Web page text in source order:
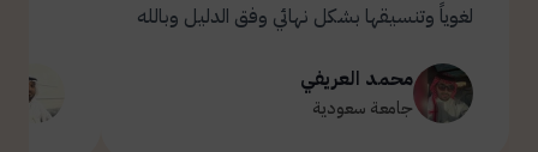
لغوياً وتنسيقها بشكل نهائي وفق الدليل وبالله
محمد العريفي
جامعة سعودية